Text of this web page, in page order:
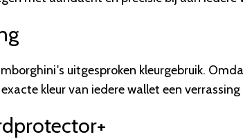
uitgesproken kleurgebruik.
kleur van iedere wallet een